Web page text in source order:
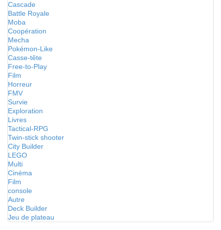
Cascade
Battle Royale
Moba
Coopération
Mecha
Pokémon-Like
Casse-tête
Free-to-Play
Film
Horreur
FMV
Survie
Exploration
Livres
Tactical-RPG
Twin-stick shooter
City Builder
LEGO
Multi
Cinéma
Film
console
Autre
Deck Builder
Jeu de plateau